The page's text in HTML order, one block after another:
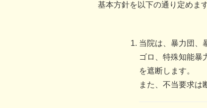
基本方針を以下の通り定めます
当院は、暴力団、
ゴロ、特殊知能暴
を遮断します。
また、不当要求は